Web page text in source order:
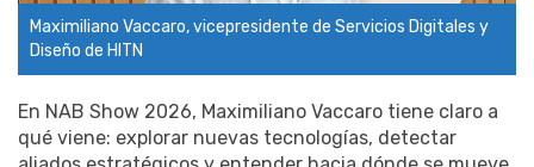
Maximiliano Vaccaro, vicepresidente de Servicios Digitales y
Diseño de HITN
En NAB Show 2026, Maximiliano Vaccaro tiene claro a
qué viene: explorar nuevas tecnologías, detectar